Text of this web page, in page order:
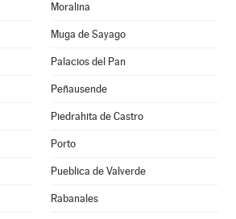
Moralina
Muga de Sayago
Palacios del Pan
Peñausende
Piedrahita de Castro
Porto
Pueblica de Valverde
Rabanales